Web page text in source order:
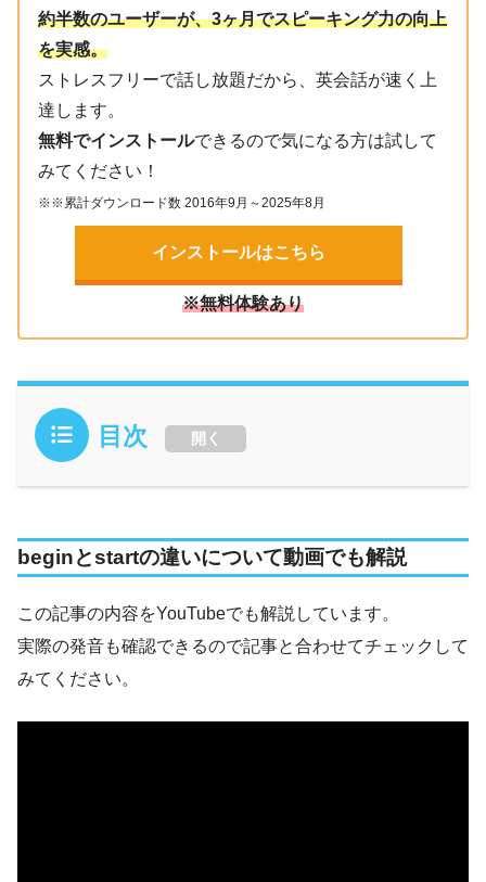
約半数のユーザーが、3ヶ月でスピーキング力の向上
を実感。
ストレスフリーで話し放題だから、英会話が速く上
達します。
無料でインストールできるので気になる方は試して
みてください！
※※累計ダウンロード数 2016年9月～2025年8月
インストールはこちら
※無料体験あり
目次 開く
beginとstartの違いについて動画でも解説
この記事の内容をYouTubeでも解説しています。
実際の発音も確認できるので記事と合わせてチェックして
みてください。